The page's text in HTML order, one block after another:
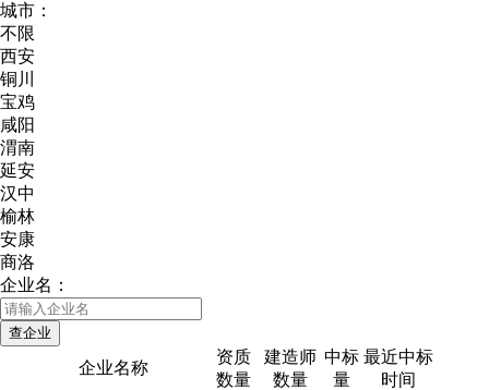
城市：
不限
西安
铜川
宝鸡
咸阳
渭南
延安
汉中
榆林
安康
商洛
企业名：
企业名称
资质
数量
建造师
数量
中标
量
最近中标
时间